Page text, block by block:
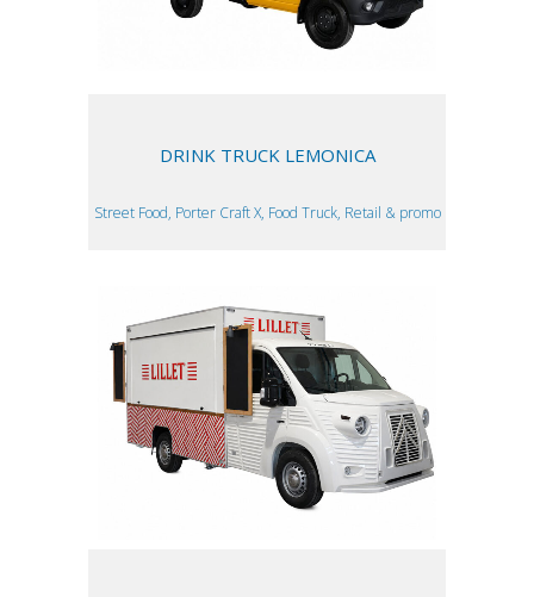
DRINK TRUCK LEMONICA
Street Food, Porter Craft X, Food Truck, Retail & promo